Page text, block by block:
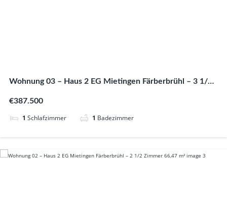
Wohnung 03 – Haus 2 EG Mietingen Färberbrühl – 3 1/2
€387.500
1 Schlafzimmer 1 Badezimmer